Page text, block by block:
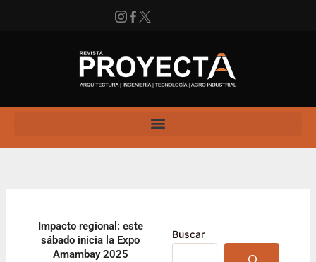
Impacto regional: este
sábado inicia la Expo
Amambay 2025
Buscar
InstagramFacebook